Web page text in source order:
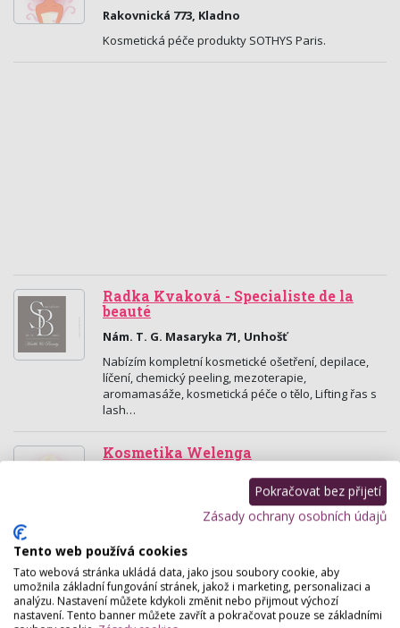
Rakovnická 773, Kladno
Kosmetická péče produkty SOTHYS Paris.
Radka Kvaková - Specialiste de la
beauté
Nám. T. G. Masaryka 71, Unhošť
Nabízím kompletní kosmetické ošetření, depilace,
líčení, chemický peeling, mezoterapie,
aromamasáže, kosmetická péče o tělo, Lifting řas s
lash…
Kosmetika Welenga
Okružní 133, Svárov (Kladno)
Přijďte si odpočinou při kosmetické péči, manikúře
nebo aromamasáži. Nabízím také barvení řas a
kosmetiku…
Beauty Lab MeTime
Chrustenice 241, Chrustenice
Pokračovat bez přijetí
Zásady ochrany osobních údajů
Tento web používá cookies
Tato webová stránka ukládá data, jako jsou soubory cookie, aby
umožnila základní fungování stránek, jakož i marketing, personalizaci a
analýzu. Nastavení můžete kdykoli změnit nebo přijmout výchozí
nastavení. Tento banner můžete zavřít a pokračovat pouze se základními